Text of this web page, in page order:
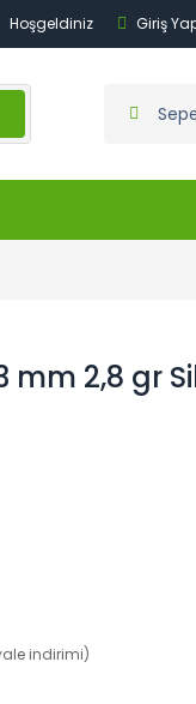
Hoşgeldiniz Giriş
mm 2,8 gr
indirimi)